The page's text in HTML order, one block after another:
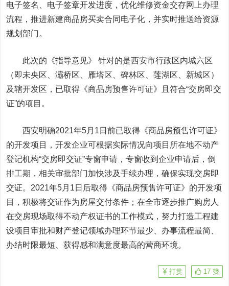
电子签名、电子签章开发进度，优化维修资金交存网上办理
流程，推进新建商品房买卖合同电子化，并实时推送给资源
规划部门。
此次的《指导意见》 针对的是西安市行政区内城六区
（即未央区、灞桥区、雁塔区、碑林区、莲湖区、新城区）
及辖开发区，已取得《商品房预售许可证》且符合“交房即交
证”的项目。
西安明确2021年5月1日前已取得《商品房预售许可证》
的开发项目，开发企业可根据实际情况向项目所在地不动产
登记机构“交房即交证”专窗申请，专窗收到企业申请后，倒
排工期，相关审批部门加快涉及手续办理，确保实现交房即
交证。2021年5月1日后取得《商品房预售许可证》的开发项
目，积极将交证作为房屋交付条件；在全市逐步推广购房人
在交房现场取得不动产权证书的工作模式，努力打造工程建
设项目审批和财产登记领域办理环节最少、办事流程最简、
办结时限最短、获得感和满意度最高的营商环境。
17 赞
打赏